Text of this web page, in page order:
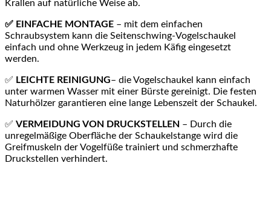
Krallen auf natürliche Weise ab.
✅ EINFACHE MONTAGE – mit dem einfachen
Schraubsystem kann die Seitenschwing-Vogelschaukel
einfach und ohne Werkzeug in jedem Käfig eingesetzt
werden.
✅ LEICHTE REINIGUNG– die Vogelschaukel kann einfach
unter warmen Wasser mit einer Bürste gereinigt. Die festen
Naturhölzer garantieren eine lange Lebenszeit der Schaukel.
✅ VERMEIDUNG VON DRUCKSTELLEN – Durch die
unregelmäßige Oberfläche der Schaukelstange wird die
Greifmuskeln der Vogelfüße trainiert und schmerzhafte
Druckstellen verhindert.